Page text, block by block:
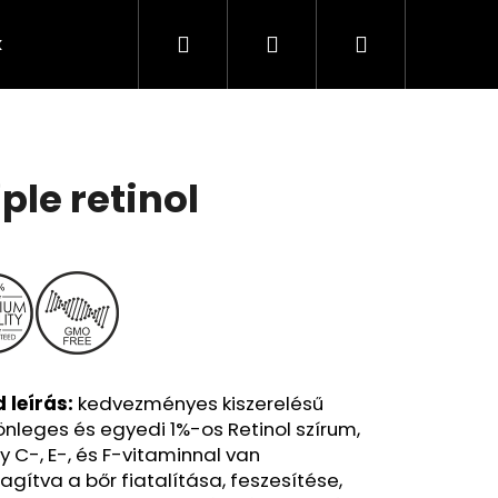
Minden termék
KeresésBejelentkezés
Kosár
retinol
leírás: kedvezményes kiszerelésű
és egyedi 1%-os Retinol szírum,
C-, E-, és F-vitaminnal van
a bőr fiatalítása, feszesítése,